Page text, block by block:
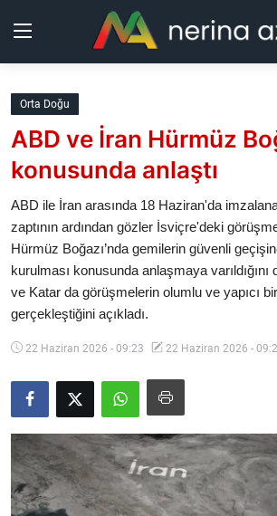
Kurdistan
Bölgeler
Güncel
Analiz
Makaleler
Video
Yazarlar
Arşiv
Orta Doğu
ABD ve İran Hürmüz
konusunda anlaştı
ABD ile İran arasında 18 Haziran'da
zaptının ardından gözler İsviçre'deki
Hürmüz Boğazı’nda ⁠gemilerin ⁠güvenli
⁠kurulması ⁠konusunda ⁠anlaşmaya
ve Katar da görüşmelerin olumlu ve yapıcı
gerçekleştiğini açıkladı.
22 Haziran 2026 - 09:23 22 Haziran 2026 -